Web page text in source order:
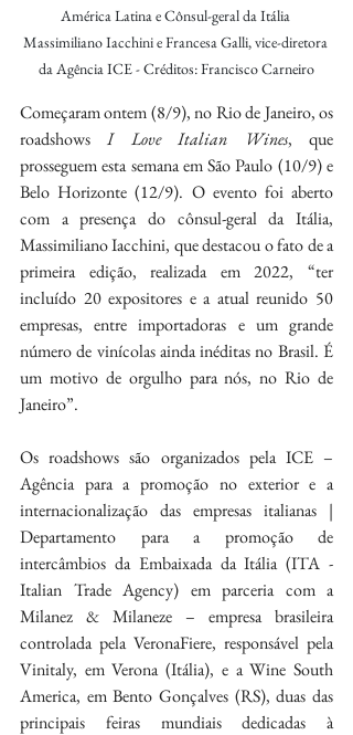
América Latina e Cônsul-geral da Itália
Massimiliano Iacchini e Francesa Galli, vice-diretora
da Agência ICE - Créditos: Francisco Carneiro
Começaram ontem (8/9), no Rio de Janeiro, os
roadshows I Love Italian Wines, que
prosseguem esta semana em São Paulo (10/9) e
Belo Horizonte (12/9). O evento foi aberto
com a presença do cônsul-geral da Itália,
Massimiliano Iacchini, que destacou o fato de a
primeira edição, realizada em 2022, “ter
incluído 20 expositores e a atual reunido 50
empresas, entre importadoras e um grande
número de vinícolas ainda inéditas no Brasil. É
um motivo de orgulho para nós, no Rio de
Janeiro”.
Os roadshows são organizados pela ICE –
Agência para a promoção no exterior e a
internacionalização das empresas italianas |
Departamento para a promoção de
intercâmbios da Embaixada da Itália (ITA -
Italian Trade Agency) em parceria com a
Milanez & Milaneze – empresa brasileira
controlada pela VeronaFiere, responsável pela
Vinitaly, em Verona (Itália), e a Wine South
America, em Bento Gonçalves (RS), duas das
principais feiras mundiais dedicadas à